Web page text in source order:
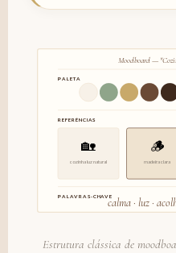
Moodboard —
PALETA
REFERÊNCIAS
🏡
cozinha luz natural
🪵
madeira clara
PALAVRAS-CHAVEcalma · luz ·
Estrutura clássica de